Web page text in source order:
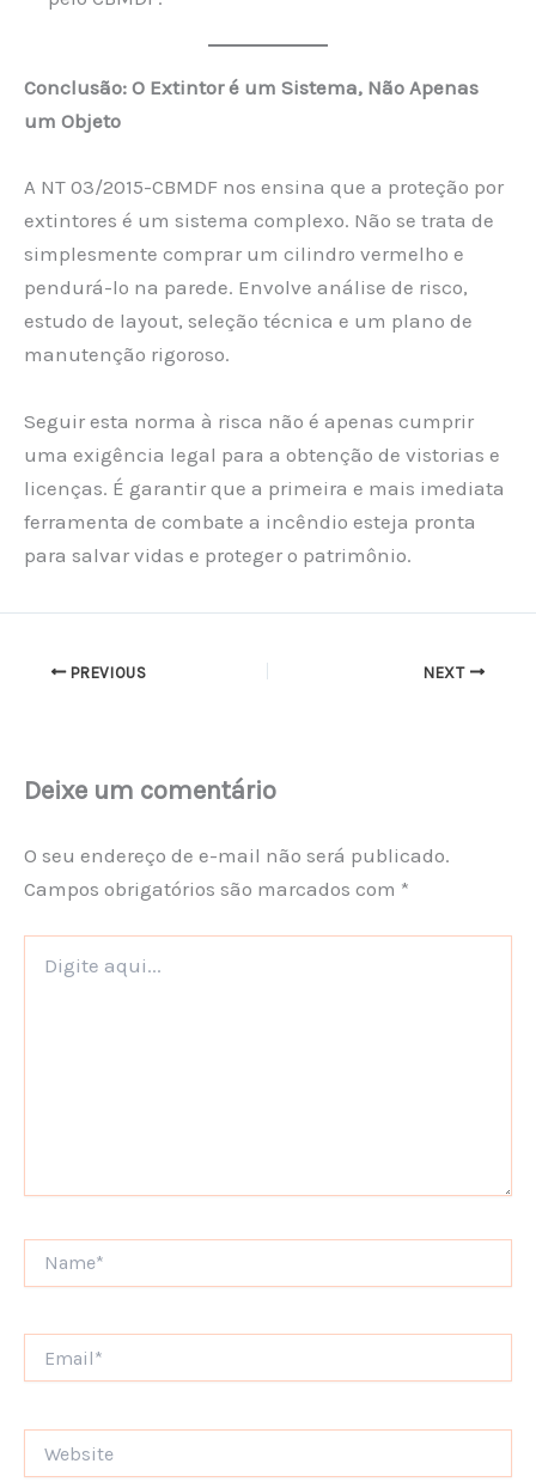
Conclusão: O Extintor é um Sistema, Não Apenas
um Objeto
A NT 03/2015-CBMDF nos ensina que a proteção por
extintores é um sistema complexo. Não se trata de
simplesmente comprar um cilindro vermelho e
pendurá-lo na parede. Envolve análise de risco,
estudo de layout, seleção técnica e um plano de
manutenção rigoroso.
Seguir esta norma à risca não é apenas cumprir
uma exigência legal para a obtenção de vistorias e
licenças. É garantir que a primeira e mais imediata
ferramenta de combate a incêndio esteja pronta
para salvar vidas e proteger o patrimônio.
PREVIOUS NEXT
Deixe um comentário
O seu endereço de e-mail não será publicado.
Campos obrigatórios são marcados com *
aqui...